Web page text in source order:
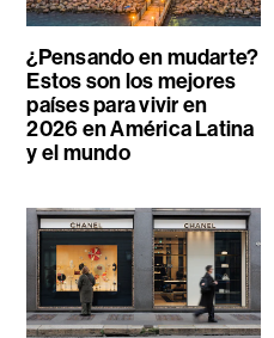
¿Pensando en mudarte?
Estos son los mejores
países para vivir en
2026 en América Latina
y el mundo